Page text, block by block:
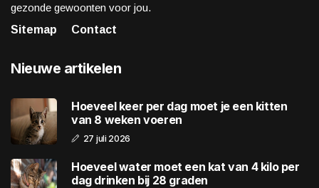
gezonde gewoonten voor jou.
Sitemap
Contact
Nieuwe artikelen
Hoeveel keer per dag moet je een kitten
van 8 weken voeren
27 juli 2026
Hoeveel water moet een kat van 4 kilo per
dag drinken bij 28 graden